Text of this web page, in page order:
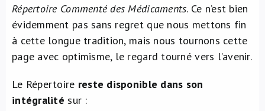
Répertoire Commenté des Médicaments. Ce n’est bien
évidemment pas sans regret que nous mettons fin
à cette longue tradition, mais nous tournons cette
page avec optimisme, le regard tourné vers l’avenir.
Le Répertoire reste disponible dans son
intégralité sur :